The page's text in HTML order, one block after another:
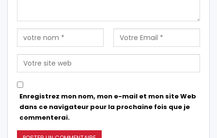
Enregistrez mon nom, mon e-mail et mon site Web
dans ce navigateur pour la prochaine fois que je
commenterai.